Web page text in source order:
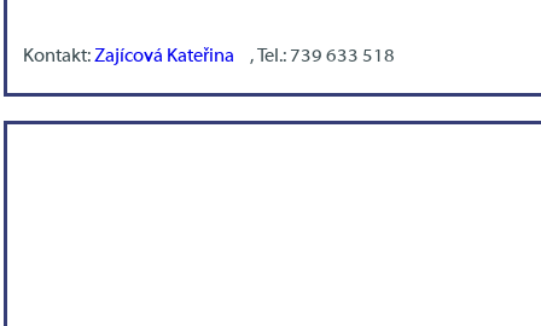
Kontakt:Zajícová Kateřina , Tel.: 739 633 518